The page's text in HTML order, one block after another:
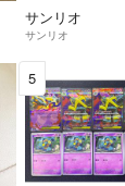
サンリオ
サンリオ
5